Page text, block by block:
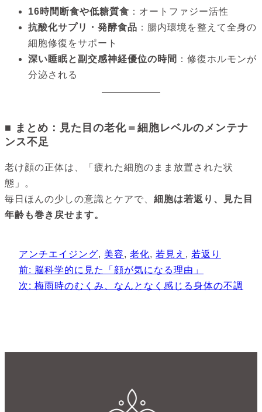
16時間断食や低糖質食 ：オートファジー活性
抗酸化サプリ・発酵食品 ：腸内環境を整えて全身の
細胞修復をサポート
深い睡眠と副交感神経優位の時間 ：修復ホルモンが
分泌される
■ まとめ：見た目の老化＝細胞レベルのメンテナ
ンス不足
老け顔の正体は、「疲れた細胞のまま放置された状
態」。
毎日ほんの少しの意識とケアで、 細胞は若返り、見た目
年齢も巻き戻せます。
アンチエイジング, 美容, 老化, 若見え , 若返り
前: 脳科学的に見た「顔が気になる理由」
次: 梅雨時のむくみ、なんとなく感じる身体の不調